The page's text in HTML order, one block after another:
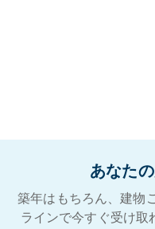
あなた
築年はもちろん、建物
ラインで今すぐ受け取